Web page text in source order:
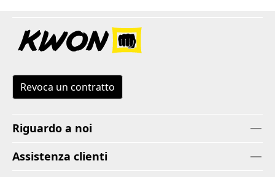
Revoca un contratto
Riguardo a noi
Assistenza clienti